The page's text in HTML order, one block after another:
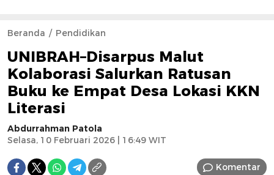
Beranda Pendidikan
UNIBRAH–Disarpus Malut
Kolaborasi Salurkan Ratusan
Buku ke Empat Desa Lokasi KKN
Literasi
Abdurrahman Patola
Selasa, 10 Februari 2026 | 16:49 WIT
Komentar